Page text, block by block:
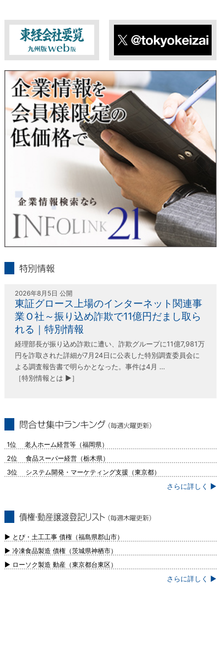
東経会社要覧web版 X
2026年8月5日 公開
東証グロース上場のインターネット関連事
業Ｏ社～振り込め詐欺で11億円だまし取ら
れる｜特別情報
経理部長が振り込め詐欺に遭い、詐欺グループに11億7,981万
円を詐取された詳細が7月24日に公表した特別調査委員会に
よる調査報告書で明らかとなった。事件は4月 …
［特別情報とは ▶］
1位 老人ホーム経営等（福岡県）
2位 食品スーパー経営（栃木県）
3位 システム開発・マーケティング支援（東京都）
さらに詳しく ▶
新）
▶ とび・土工工事 債権（福島県郡山市）
▶ 冷凍食品製造 債権（茨城県神栖市）
▶ ローソク製造 動産（東京都台東区）
さらに詳しく ▶